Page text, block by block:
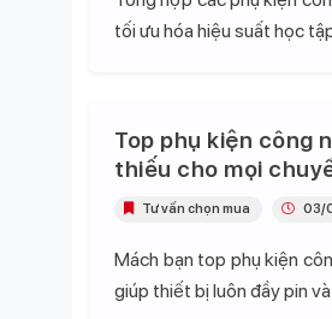
tối ưu hóa hiệu suất học
Top phụ kiện công
thiếu cho mọi
Mách bạn top phụ kiện
giúp thiết bị luôn đầy pin
Tư vấn chọn mua 03/